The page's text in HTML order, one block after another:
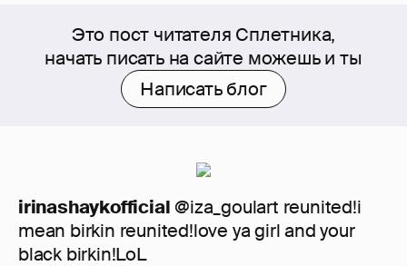
Это пост читателя Сплетника,
начать писать на сайте можешь и ты
Написать блог
irinashaykofficial @iza_goulart reunited!i
mean birkin reunited!love ya girl and your
black birkin!LoL